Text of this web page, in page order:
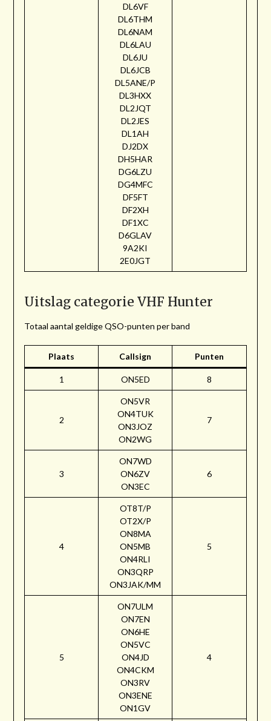
DL6VF
DL6THM
DL6NAM
DL6LAU
DL6JU
DL6JCB
DL5ANE/P
DL3HXX
DL2JQT
DL2JES
DL1AH
DJ2DX
DH5HAR
DG6LZU
DG4MFC
DF5FT
DF2XH
DF1XC
D6GLAV
9A2KI
2E0JGT
Uitslag categorie VHF Hunter
Totaal aantal geldige QSO-punten per band
Plaats Callsign Punten
1 ON5ED 8
2
ON5VR
ON4TUK
ON3JOZ
ON2WG
7
3
ON7WD
ON6ZV
ON3EC
6
4
OT8T/P
OT2X/P
ON8MA
ON5MB
ON4RLI
ON3QRP
ON3JAK/MM
5
5
ON7ULM
ON7EN
ON6HE
ON5VC
ON4JD
ON4CKM
ON3RV
ON3ENE
ON1GV
4